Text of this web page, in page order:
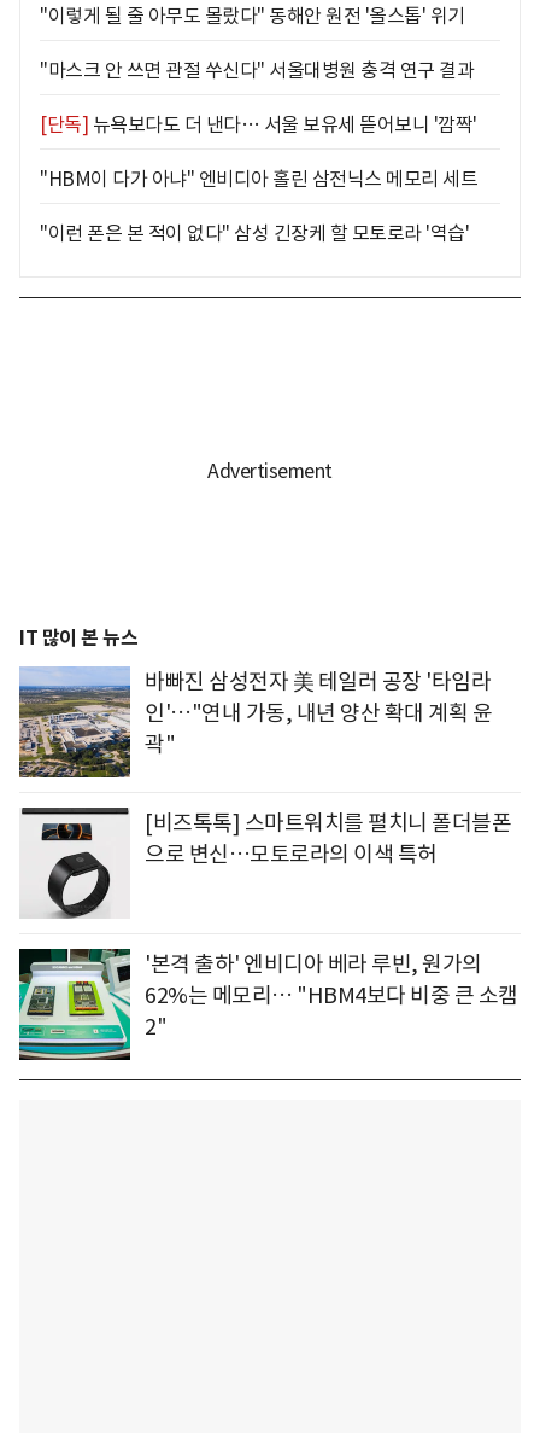
"이렇게 될 줄 아무도 몰랐다" 동해안 원전 '올스톱' 위기
"마스크 안 쓰면 관절 쑤신다" 서울대병원 충격 연구 결과
[단독] 뉴욕보다도 더 낸다… 서울 보유세 뜯어보니 '깜짝'
"HBM이 다가 아냐" 엔비디아 홀린 삼전닉스 메모리 세트
"이런 폰은 본 적이 없다" 삼성 긴장케 할 모토로라 '역습'
IT 많이 본 뉴스
바빠진 삼성전자 美 테일러 공장 '타임라
인'…"연내 가동, 내년 양산 확대 계획 윤
곽"
[비즈톡톡] 스마트워치를 펼치니 폴더블폰
으로 변신…모토로라의 이색 특허
'본격 출하' 엔비디아 베라 루빈, 원가의
62%는 메모리… "HBM4보다 비중 큰 소캠
2"